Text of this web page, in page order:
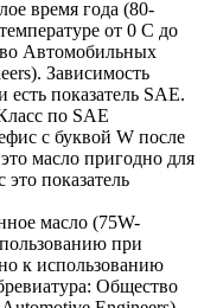
время года (80-
от 0 С до
Автомобильных
Зависимость
есть показатель SAE.
по SAE
с буквой W после
масло пригодно для
показатель
масло (75W-
при
к использованию
Общество